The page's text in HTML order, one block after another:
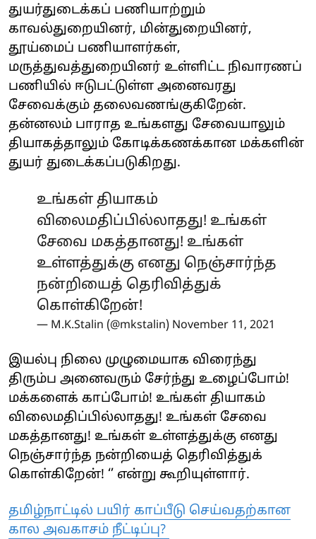
துயர்துடைக்கப் பணியாற்றும்
காவல்துறையினர், மின்துறையினர்,
தூய்மைப் பணியாளர்கள்,
மருத்துவத்துறையினர் உள்ளிட்ட நிவாரணப்
பணியில் ஈடுபட்டுள்ள அனைவரது
சேவைக்கும் தலைவணங்குகிறேன்.
தன்னலம் பாராத உங்களது சேவையாலும்
தியாகத்தாலும் கோடிக்கணக்கான மக்களின்
துயர் துடைக்கப்படுகிறது.
உங்கள் தியாகம்
விலைமதிப்பில்லாதது! உங்கள்
சேவை மகத்தானது! உங்கள்
உள்ளத்துக்கு எனது நெஞ்சார்ந்த
நன்றியைத் தெரிவித்துக்
கொள்கிறேன்!
— M.K.Stalin (@mkstalin) November 11, 2021
இயல்பு நிலை முழுமையாக விரைந்து
திரும்ப அனைவரும் சேர்ந்து உழைப்போம்!
மக்களைக் காப்போம்! உங்கள் தியாகம்
விலைமதிப்பில்லாதது! உங்கள் சேவை
மகத்தானது! உங்கள் உள்ளத்துக்கு எனது
நெஞ்சார்ந்த நன்றியைத் தெரிவித்துக்
கொள்கிறேன்! ‘’ என்று கூறியுள்ளார்.
தமிழ்நாட்டில் பயிர் காப்பீடு செய்வதற்கான
கால அவகாசம் நீட்டிப்பு?